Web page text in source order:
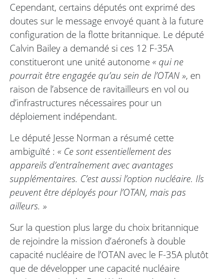
Cependant, certains députés ont exprimé des
doutes sur le message envoyé quant à la future
configuration de la flotte britannique. Le député
Calvin Bailey a demandé si ces 12 F-35A
constitueront une unité autonome« qui ne
pourrait être engagée qu’au sein de l’OTAN », en
raison de l’absence de ravitailleurs en vol ou
d’infrastructures nécessaires pour un
déploiement indépendant.
Le député Jesse Norman a résumé cette
ambiguïté : « Ce sont essentiellement des
appareils d’entraînement avec avantages
supplémentaires. C’est aussi l’option nucléaire. Ils
peuvent être déployés pour l’OTAN, mais pas
ailleurs. »
Sur la question plus large du choix britannique
de rejoindre la mission d’aéronefs à double
capacité nucléaire de l’OTAN avec le F-35A plutôt
que de développer une capacité nucléaire